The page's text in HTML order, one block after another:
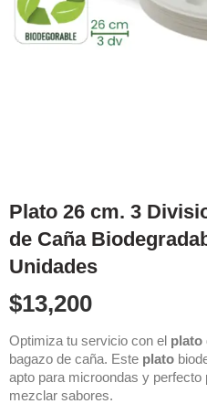
Plato 26 cm. 3
de Caña
Unidades
$13,200
Optimiza tu servicio con el plato
bagazo de caña. Este plato
apto para microondas y
mezclar sabores.